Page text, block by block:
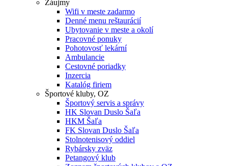
Záujmy
Wifi v meste zadarmo
Denné menu reštaurácií
Ubytovanie v meste a okolí
Pracovné ponuky
Pohotovosť lekární
Ambulancie
Cestovné poriadky
Inzercia
Katalóg firiem
Športové kluby, OZ
Športový servis a správy
HK Slovan Duslo Šaľa
HKM Šaľa
FK Slovan Duslo Šaľa
Stolnotenisový oddiel
Rybársky zväz
Petangový klub